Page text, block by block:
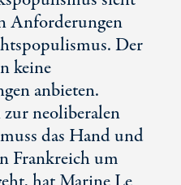
Anforderungen
Der
keine
anbieten.
neoliberalen
das Hand und
Frankreich um